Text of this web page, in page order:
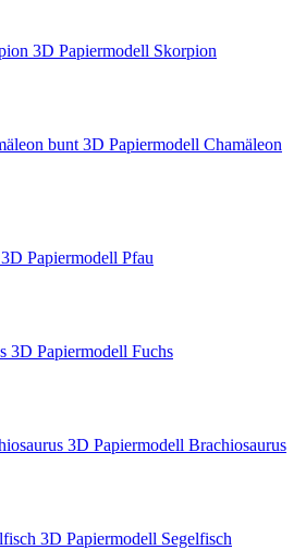
3D Papiermodell Skorpion
3D Papiermodell Chamäleon
3D Papiermodell Pfau
3D Papiermodell Fuchs
3D Papiermodell Brachiosaurus
3D Papiermodell Segelfisch